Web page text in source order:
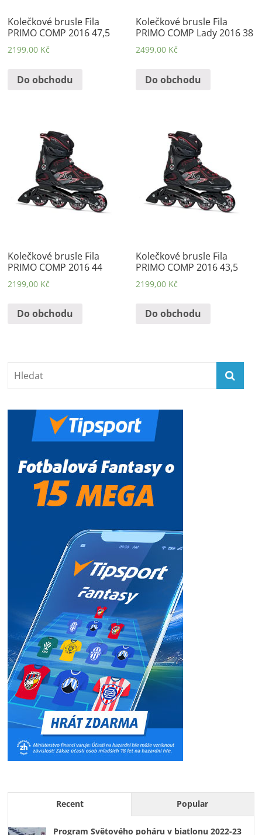
Kolečkové brusle Fila
PRIMO COMP 2016 47,5
2199,00 Kč
Do obchodu
Kolečkové brusle Fila
PRIMO COMP Lady 2016 38
2499,00 Kč
Do obchodu
Kolečkové brusle Fila
PRIMO COMP 2016 44
2199,00 Kč
Do obchodu
Kolečkové brusle Fila
PRIMO COMP 2016 43,5
2199,00 Kč
Do obchodu
Recent Popular
Program Světového poháru v biatlonu 2022-23